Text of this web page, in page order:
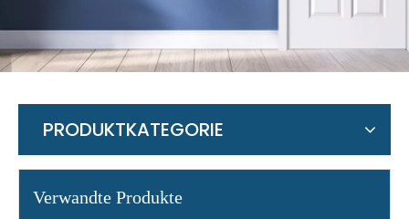
PRODUKTKATEGORIE
Verwandte Produkte